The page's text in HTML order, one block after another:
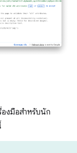
งมือสำหรับนัก